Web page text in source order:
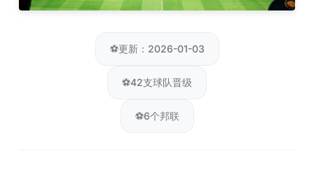
⚽更新：2026-01-03
⚽42支球队晋级
⚽6个邦联